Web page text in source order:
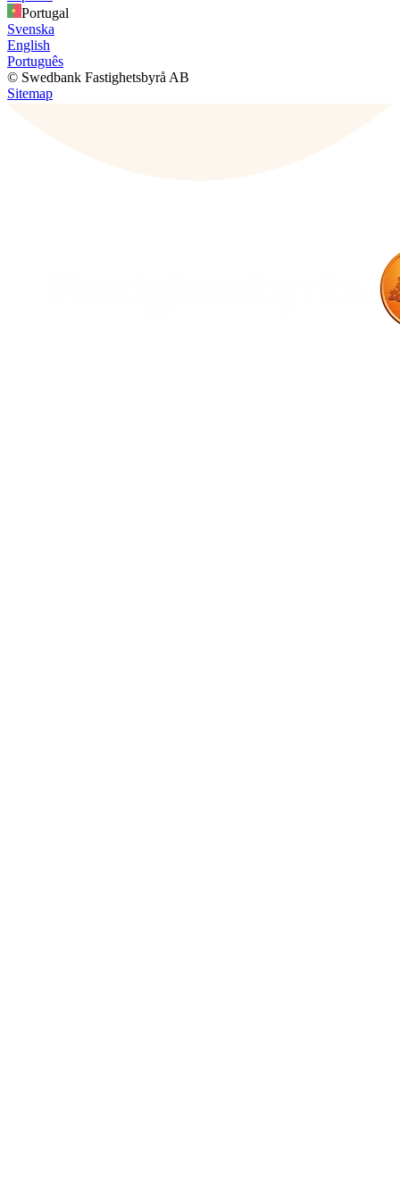
Portugal
Svenska
English
Português
© Swedbank Fastighetsbyrå AB
Sitemap